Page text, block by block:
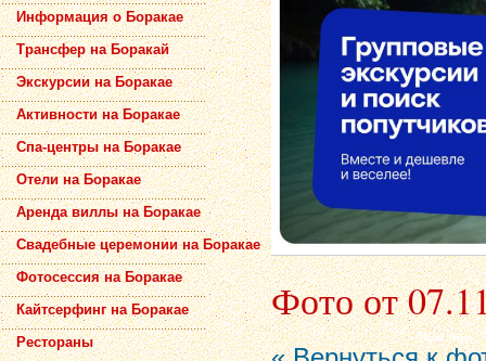
Информация о Боракае
Трансфер на Боракай
Экскурсии на Боракае
Активности на Боракае
Спа-центры на Боракае
Отели на Боракае
Аренда виллы на Боракае
Свадебные церемонии на Боракае
Фотосессия на Боракае
Кайтсерфинг на Боракае
Рестораны
Фото от